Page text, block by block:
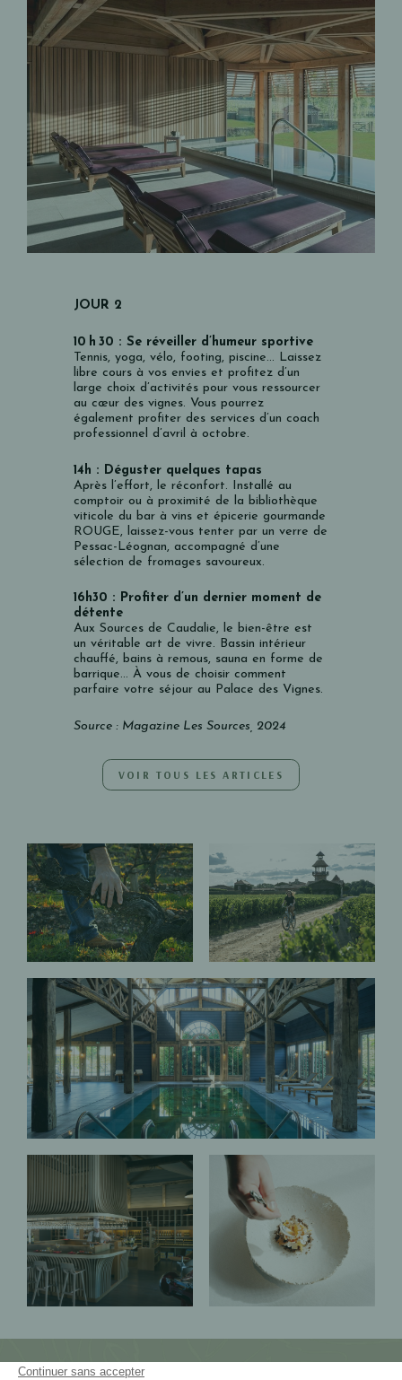
JOUR 2
10 h 30 :Se réveiller d’humeur sportive
Tennis, yoga, vélo, footing, piscine… Laissez
libre cours à vos envies et profitez d’un
large choix d’activités pour vous ressourcer
au cœur des vignes. Vous pourrez
également profiter des services d’un coach
professionnel d’avril à octobre.
14h : Déguster quelques tapas
Après l’effort, le réconfort. Installé au
comptoir ou à proximité de la bibliothèque
viticole du bar à vins et épicerie gourmande
ROUGE, laissez-vous tenter par un verre de
Pessac-Léognan, accompagné d’une
sélection de fromages savoureux.
16h30 : Profiter d’un dernier moment de
détente
Aux Sources de Caudalie, le bien-être est
un véritable art de vivre. Bassin intérieur
chauffé, bains à remous, sauna en forme de
barrique… À vous de choisir comment
parfaire votre séjour au Palace des Vignes.
Source : Magazine Les Sources, 2024
VOIR TOUS LES ARTICLES